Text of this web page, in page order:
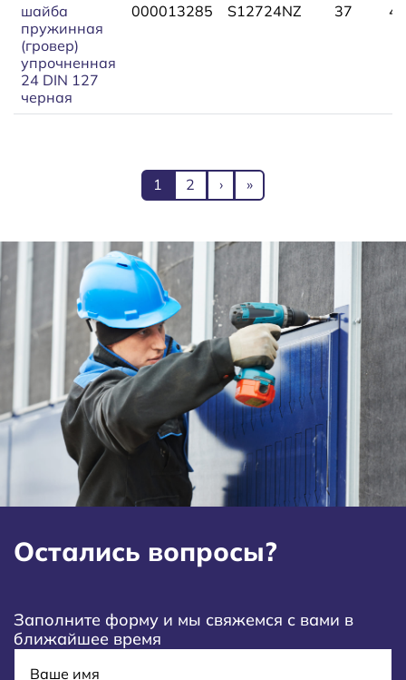
шайба
пружинная
(гровер)
упрочненная
24 DIN 127
черная
000013285 S12724NZ 37
Нумерация страницТекущая страница
1 Page
2 Следующая страница
› Последняя страница
»
Остались вопросы?
Заполните форму и мы свяжемся с вами в
ближайшее время